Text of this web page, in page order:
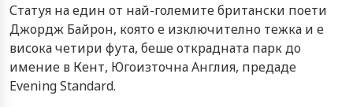
Статуя на един от най-големите британски поети
Джордж Байрон, която е изключително тежка и е
висока четири фута, беше открадната парк до
имение в Кент, Югоизточна Англия, предаде
Evening Standard.